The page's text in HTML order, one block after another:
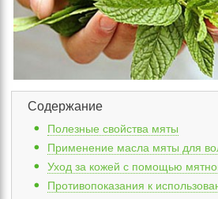
Содержание
Полезные свойства мяты
Применение масла мяты для
Уход за кожей с помощью
Противопоказания к